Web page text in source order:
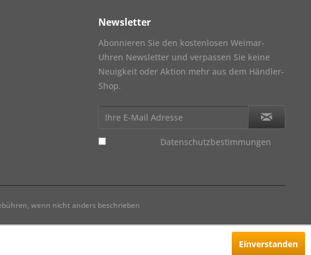
Newsletter
Abonnieren Sie den kostenlosen Weimar-
Uhren Newsletter und verpassen Sie keine
Neuigkeit oder Aktion mehr aus dem Händler-
Shop.
Datenschutzbestimmungen
wenn nicht anders beschrieben
Einverstanden